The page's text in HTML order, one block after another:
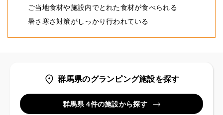
ご当地食材や施設内でとれた食材が食べられる
暑さ寒さ対策がしっかり行われている
群馬県のグランピング施設を探す
群馬県 4件の施設から探す